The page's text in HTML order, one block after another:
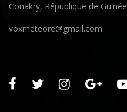
Conakry, République de Guinée
voxmeteore@gmail.com